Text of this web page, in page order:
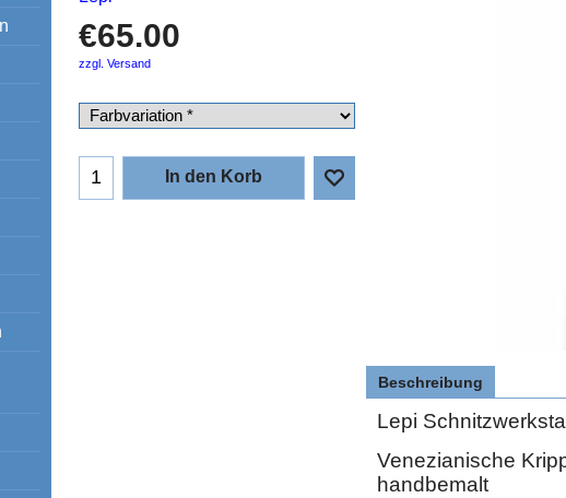
€65.00
zzgl. Versand
In den Korb
Beschreibung
Lepi
Venezianische
handbemalt